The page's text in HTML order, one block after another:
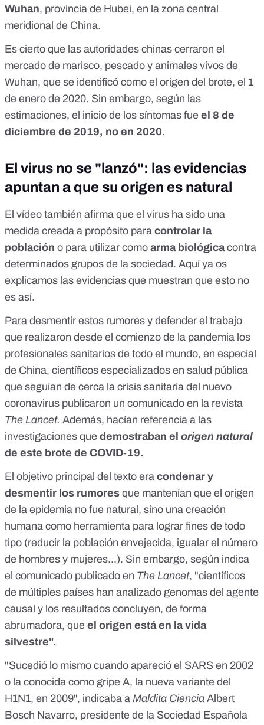
Wuhan, provincia de Hubei, en la zona central
meridional de China.
Es cierto que las autoridades chinas cerraron el
mercado de marisco, pescado y animales vivos de
Wuhan, que se identificó como el origen del brote, el 1
de enero de 2020. Sin embargo, según las
estimaciones, el inicio de los síntomas fue el 8 de
diciembre de 2019, no en 2020.
El virus no se "lanzó": las evidencias
apuntan a que su origen es natural
El vídeo también afirma que el virus ha sido una
medida creada a propósito para controlar la
población o para utilizar como arma biológicacontra
determinados grupos de la sociedad. Aquí ya os
explicamos las evidencias que muestran que esto no
es así.
Para desmentir estos rumores y defender el trabajo
que realizaron desde el comienzo de la pandemia los
profesionales sanitarios de todo el mundo, en especial
de China, científicos especializados en salud pública
que seguían de cerca la crisis sanitaria del nuevo
coronavirus publicaron un comunicado en la revista
The Lancet. Además, hacían referencia a las
investigaciones que demostraban el origen natural
de este brote de COVID-19.
El objetivo principal del texto era condenar y
desmentir los rumores que mantenían que el origen
de la epidemia no fue natural, sino una creación
humana como herramienta para lograr fines de todo
tipo (reducir la población envejecida, igualar el número
de hombres y mujeres...). Sin embargo, según indica
el comunicado publicado en The Lancet, "científicos
de múltiples países han analizado genomas del agente
causal y los resultados concluyen, de forma
abrumadora, que el origen está en la vida
silvestre".
"Sucedió lo mismo cuando apareció el SARS en 2002
o la conocida como gripe A, la nueva variante del
H1N1, en 2009", indicaba a Maldita Ciencia Albert
Bosch Navarro, presidente de la Sociedad Española